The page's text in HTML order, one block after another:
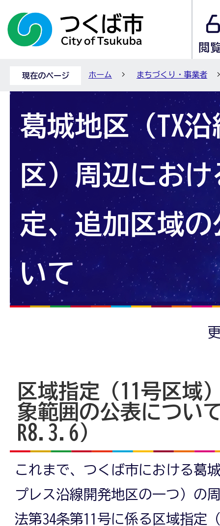
現在のページ ホーム まちづくり・事業者
葛城地区（TX
区）周辺にお
定、追加区域
いて
区域指定（11号区域
象範囲の公表につい
R8.3.6）
これまで、つくば市における葛
プレス沿線開発地区の一つ）の
法第34条第11号に係る区域指定